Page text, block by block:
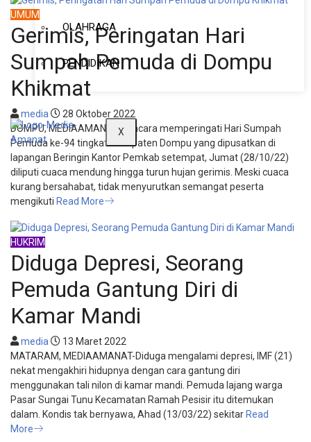
OLAHRAGA
PENDIDIKAN
X
UMUM
Gerimis, Peringatan Hari
Sumpah Pemuda di Dompu
Khikmat
media
28 Oktober 2022
DOMPU, MEDIAAMANAT-Upacara memperingati Hari Sumpah
Pemuda ke-94 tingkat Kabupaten Dompu yang dipusatkan di
lapangan Beringin Kantor Pemkab setempat, Jumat (28/10/22)
diliputi cuaca mendung hingga turun hujan gerimis. Meski cuaca
kurang bersahabat, tidak menyurutkan semangat peserta
mengikuti Read More
HUKRIM
Diduga Depresi, Seorang
Pemuda Gantung Diri di
Kamar Mandi
media
13 Maret 2022
MATARAM, MEDIAAMANAT-Diduga mengalami depresi, IMF (21)
nekat mengakhiri hidupnya dengan cara gantung diri
menggunakan tali nilon di kamar mandi. Pemuda lajang warga
Pasar Sungai Tunu Kecamatan Ramah Pesisir itu ditemukan
dalam. Kondis tak bernyawa, Ahad (13/03/22) sekitar Read
More